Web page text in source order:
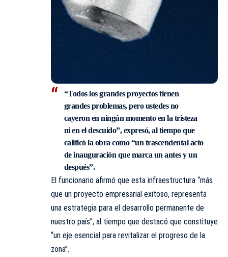
“Todos los grandes proyectos tienen
grandes problemas, pero ustedes no
cayeron en ningún momento en la tristeza
ni en el descuido”, expresó, al tiempo que
calificó la obra como “un trascendental acto
de inauguración que marca un antes y un
después”.
El funcionario afirmó que esta infraestructura “más
que un proyecto empresarial exitoso, representa
una estrategia para el desarrollo permanente de
nuestro país”, al tiempo que destacó que constituye
“un eje esencial para revitalizar el progreso de la
zona”.